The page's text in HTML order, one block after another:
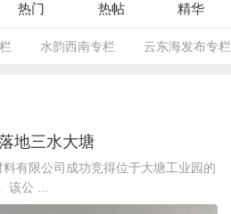
热门 热帖 精华
水韵西南专栏 云东海发布专栏
地三水大塘
有限公司成功竞得位于大塘工业园的
该公 ...